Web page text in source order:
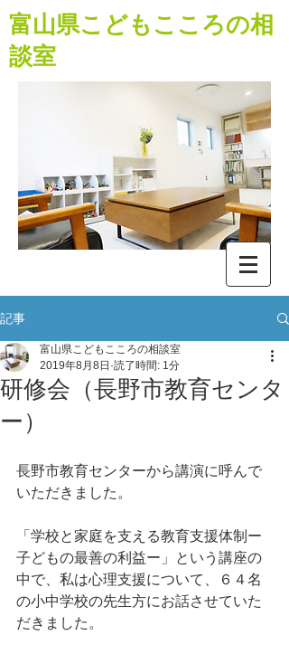
​富山県こどもこころの相
談室
記事
研修会（長野市教育センタ
ー）
富山県こどもこころの相談室
2019年8月8日 読了時間: 1分
長野市教育センターから講演に呼んで
いただきました。
「学校と家庭を支える教育支援体制ー
子どもの最善の利益ー」という講座の
中で、私は心理支援について、６４名
の小中学校の先生方にお話させていた
だきました。